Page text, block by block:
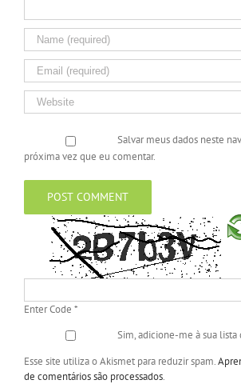
Salvar meus dados neste
próxima vez que eu comentar.
Enter Code *
Sim, adicione-me à sua lista
Esse site utiliza o Akismet para reduzir spam.
de comentários são processados.